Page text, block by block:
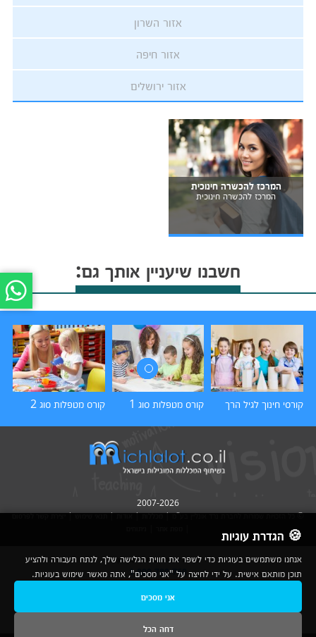
אזור השרון
אזור חיפה
אזור ירושלים
המרכז להכשרה חינוכית
המרכז להכשרה חינוכית
חשבנו שיעניין אותך גם:
קורסי חינוך לגיל הרך קורס מטפלות סוג 1 קורס מטפלות סוג 2
2007-2026
© כל הזכויות שמורות לחברת נרד אונליין בע"מ |מכללות|אודות|תנאי שימוש|יצירת קשר לפרסום
נשמח לעמוד לשירותך בטלפון
1-800-780-760
info@michlalot.co.il
🍪 הגדרת עוגיות
אנחנו משתמשים בעוגיות כדי לשפר את חווית הגלישה שלך, לנתח תעבורה ולהציע
תוכן מותאם אישית. על ידי לחיצה על "אני מסכים", אתה מאשר שימוש בעוגיות.
אני מסכים
דחה הכל